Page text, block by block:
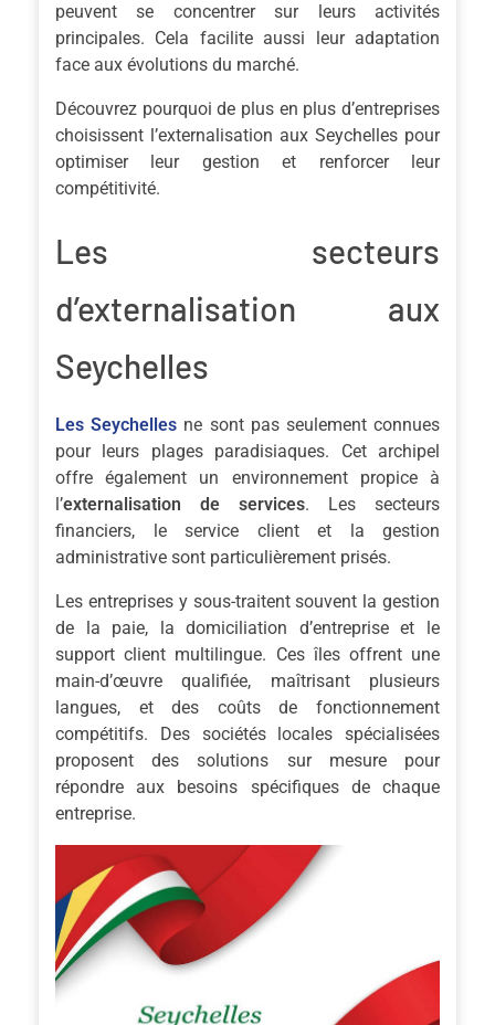
peuvent se concentrer sur leurs activités
principales. Cela facilite aussi leur adaptation
face aux évolutions du marché.
Découvrez pourquoi de plus en plus d’entreprises
choisissent l’externalisation aux Seychelles pour
optimiser leur gestion et renforcer leur
compétitivité.
Les secteurs
d’externalisation aux
Seychelles
Les Seychelles ne sont pas seulement connues
pour leurs plages paradisiaques. Cet archipel
offre également un environnement propice à
l’externalisation de services. Les secteurs
financiers, le service client et la gestion
administrative sont particulièrement prisés.
Les entreprises y sous-traitent souvent la gestion
de la paie, la domiciliation d’entreprise et le
support client multilingue. Ces îles offrent une
main-d’œuvre qualifiée, maîtrisant plusieurs
langues, et des coûts de fonctionnement
compétitifs. Des sociétés locales spécialisées
proposent des solutions sur mesure pour
répondre aux besoins spécifiques de chaque
entreprise.